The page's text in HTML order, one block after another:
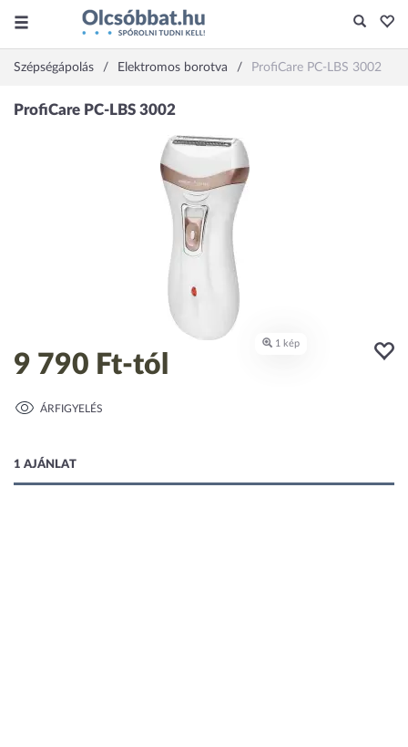
Szépségápolás Elektromos borotva ProfiCare PC-LBS 3002
9 790 Ft-tól
ÁRFIGYELÉS
1 AJÁNLAT